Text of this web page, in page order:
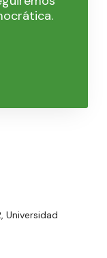
Universidad